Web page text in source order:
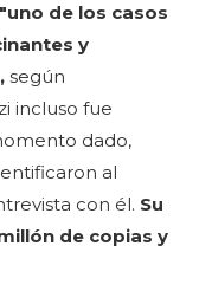
de los casos
y
según
incluso fue
dado,
al
con él. Su
de copias y